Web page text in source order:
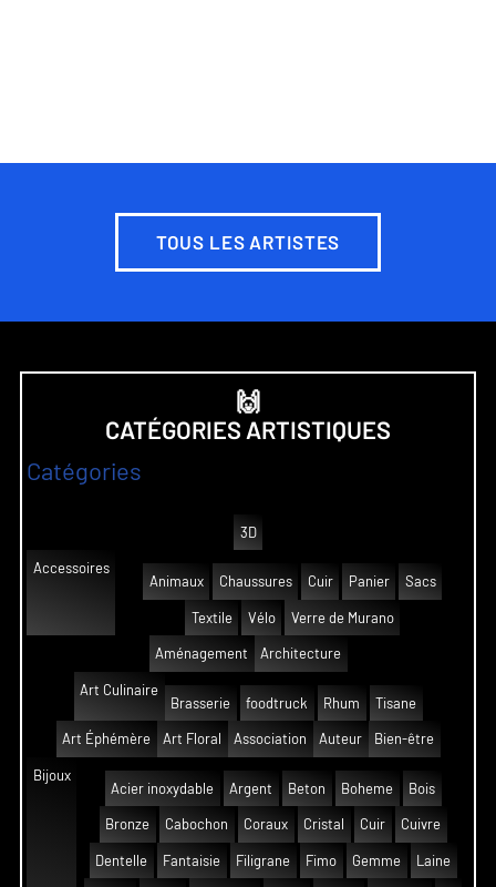
TOUS LES ARTISTES
🙌
CATÉGORIES ARTISTIQUES
Catégories
3D
Accessoires
Animaux
Chaussures Cuir Panier Sacs
Textile Vélo Verre de Murano
Aménagement Architecture
Art Culinaire
Brasserie
foodtruck Rhum Tisane
Art Éphémère Art Floral Association Auteur Bien-être
Bijoux
Acier inoxydable
Argent Beton Boheme Bois
Bronze Cabochon Coraux Cristal Cuir Cuivre
Dentelle Fantaisie Filigrane Fimo Gemme Laine